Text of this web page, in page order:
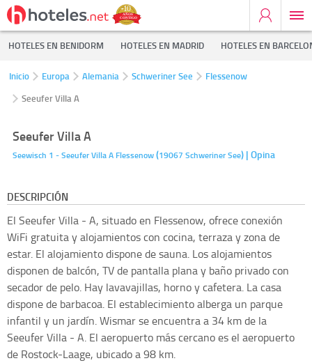
HOTELES EN BENIDORM HOTELES EN MADRID HOTELES EN
Inicio Europa Alemania Schweriner See
Flessenow
Seeufer Villa A
Seeufer Villa A
Seewisch 1 - Seeufer Villa A Flessenow(19067 Schweriner See) | Opina
DESCRIPCIÓN
El Seeufer Villa - A, situado en Flessenow, ofrece conexión
WiFi gratuita y alojamientos con cocina, terraza y zona de
estar. El alojamiento dispone de sauna. Los alojamientos
disponen de balcón, TV de pantalla plana y baño privado con
secador de pelo. Hay lavavajillas, horno y cafetera. La casa
dispone de barbacoa. El establecimiento alberga un parque
infantil y un jardín. Wismar se encuentra a 34 km de la
Seeufer Villa - A. El aeropuerto más cercano es el aeropuerto
de Rostock-Laage, ubicado a 98 km.